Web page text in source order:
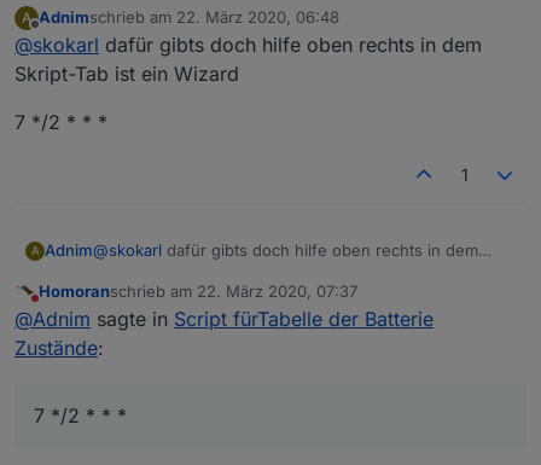
Ich kriege diese geile Logik einfach nicht mehr in
meine Birne rein
A
Offline
Adnimschrieb am 22. März 2020, 06:48
zuletzt editiert von
@skokarl dafür gibts doch hilfe oben rechts in dem
Skript-Tab ist ein Wizard
7 */2 * * *
1
A Adnim@skokarl dafür gibts doch hilfe oben rechts in dem
7 */2 * * *
Nicht stören
Homoranschrieb am 22. März 2020, 07:37
zuletzt editiert von
@Adnim sagte in Script fürTabelle der Batterie
Zustände:
7 */2 * * *